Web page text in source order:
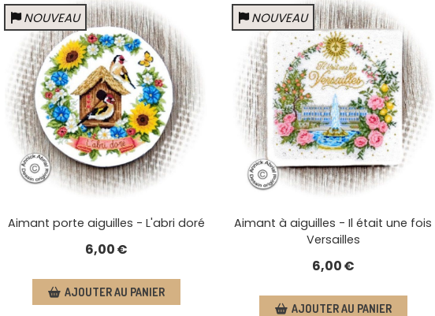
NOUVEAU
Aimant porte aiguilles - L'abri doré
6,00€
AJOUTER AU PANIER
NOUVEAU
Aimant à aiguilles - Il était une fois
Versailles
6,00€
AJOUTER AU PANIER